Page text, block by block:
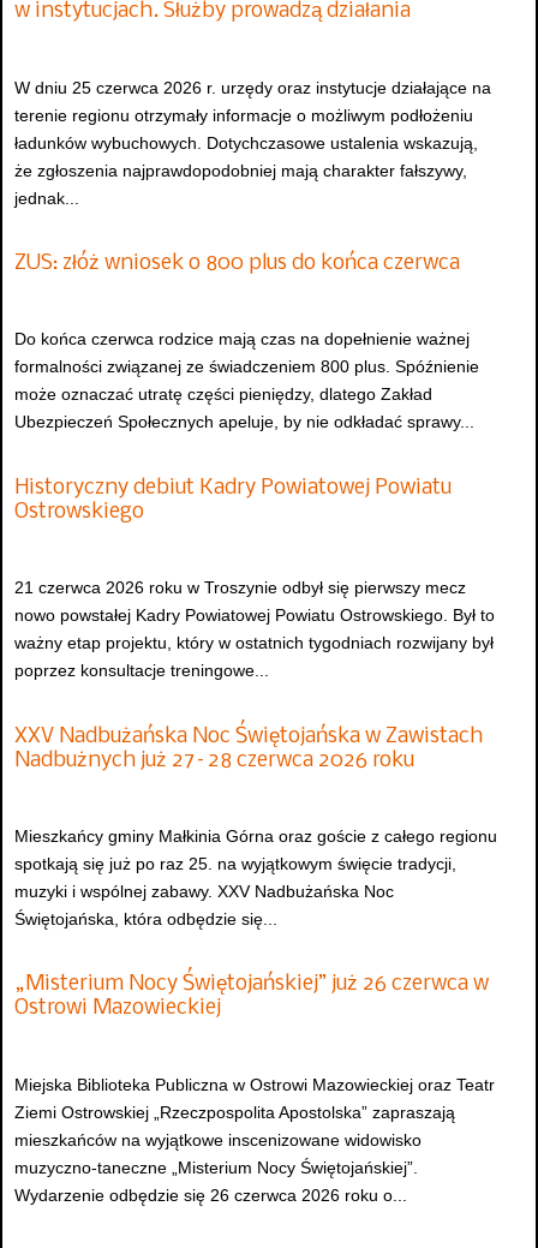
w instytucjach. Służby prowadzą działania
W dniu 25 czerwca 2026 r. urzędy oraz instytucje działające na
terenie regionu otrzymały informacje o możliwym podłożeniu
ładunków wybuchowych. Dotychczasowe ustalenia wskazują,
że zgłoszenia najprawdopodobniej mają charakter fałszywy,
jednak...
ZUS: złóż wniosek o 800 plus do końca czerwca
Do końca czerwca rodzice mają czas na dopełnienie ważnej
formalności związanej ze świadczeniem 800 plus. Spóźnienie
może oznaczać utratę części pieniędzy, dlatego Zakład
Ubezpieczeń Społecznych apeluje, by nie odkładać sprawy...
Historyczny debiut Kadry Powiatowej Powiatu
Ostrowskiego
21 czerwca 2026 roku w Troszynie odbył się pierwszy mecz
nowo powstałej Kadry Powiatowej Powiatu Ostrowskiego. Był to
ważny etap projektu, który w ostatnich tygodniach rozwijany był
poprzez konsultacje treningowe...
XXV Nadbużańska Noc Świętojańska w Zawistach
Nadbużnych już 27–28 czerwca 2026 roku
Mieszkańcy gminy Małkinia Górna oraz goście z całego regionu
spotkają się już po raz 25. na wyjątkowym święcie tradycji,
muzyki i wspólnej zabawy. XXV Nadbużańska Noc
Świętojańska, która odbędzie się...
„Misterium Nocy Świętojańskiej” już 26 czerwca w
Ostrowi Mazowieckiej
Miejska Biblioteka Publiczna w Ostrowi Mazowieckiej oraz Teatr
Ziemi Ostrowskiej „Rzeczpospolita Apostolska” zapraszają
mieszkańców na wyjątkowe inscenizowane widowisko
muzyczno-taneczne „Misterium Nocy Świętojańskiej”.
Wydarzenie odbędzie się 26 czerwca 2026 roku o...